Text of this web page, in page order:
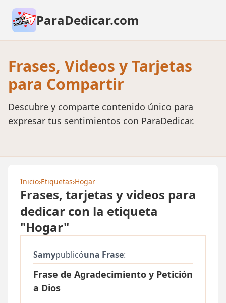
ParaDedicar.com
Frases, Videos y Tarjetas
para Compartir
Descubre y comparte contenido único para
expresar tus sentimientos con ParaDedicar.
Inicio›Etiquetas›Hogar
Frases, tarjetas y videos para
dedicar con la etiqueta
"Hogar"
Samypublicóuna Frase:
Frase de Agradecimiento y Petición
a Dios